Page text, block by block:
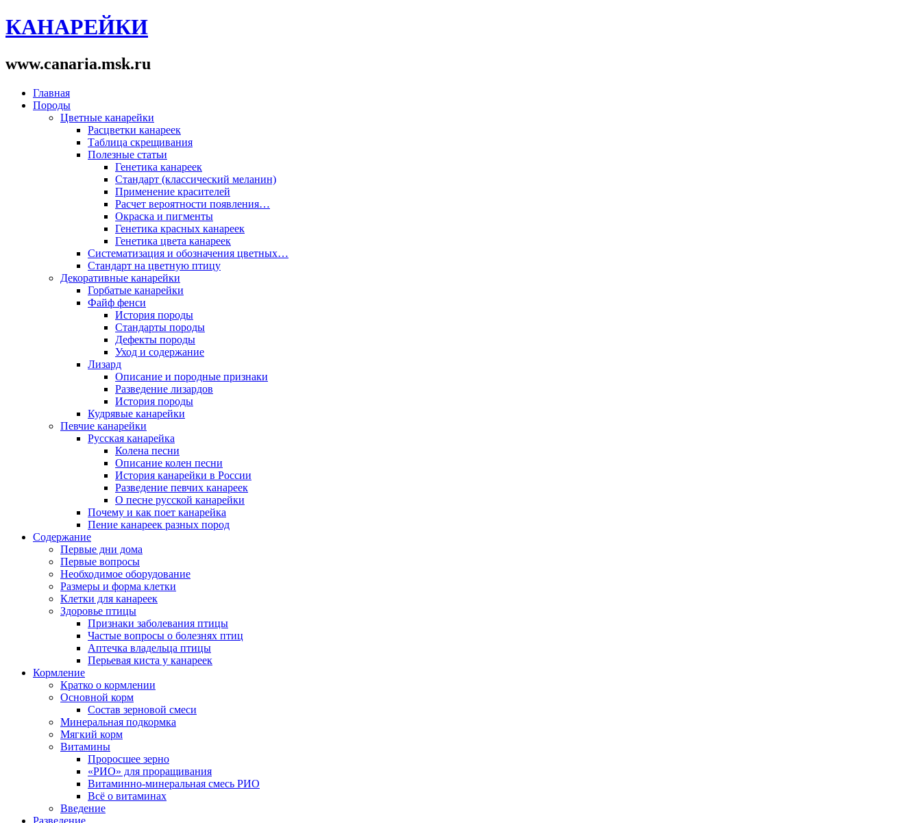
КАНАРЕЙКИ
www.canaria.msk.ru
Главная
Породы
Цветные канарейки
Расцветки канареек
Таблица скрещивания
Полезные статьи
Генетика канареек
Стандарт (классический меланин)
Применение красителей
Расчет вероятности появления…
Окраска и пигменты
Генетика красных канареек
Генетика цвета канареек
Систематизация и обозначения цветных…
Cтандарт на цветную птицу
Декоративные канарейки
Горбатые канарейки
Файф фенси
История породы
Стандарты породы
Дефекты породы
Уход и содержание
Лизард
Описание и породные признаки
Разведение лизардов
История породы
Кудрявые канарейки
Певчие канарейки
Русская канарейка
Колена песни
Описание колен песни
История канарейки в России
Разведение певчих канареек
О песне русской канарейки
Почему и как поет канарейка
Пение канареек разных пород
Содержание
Первые дни дома
Первые вопросы
Необходимое оборудование
Размеры и форма клетки
Клетки для канареек
Здоровье птицы
Признаки заболевания птицы
Частые вопросы о болезнях птиц
Аптечка владельца птицы
Перьевая киста у канареек
Кормление
Кратко о кормлении
Основной корм
Состав зерновой смеси
Минеральная подкормка
Мягкий корм
Витамины
Проросшее зерно
«РИО» для проращивания
Витаминно-минеральная смесь РИО
Всё о витаминах
Введение
Разведение